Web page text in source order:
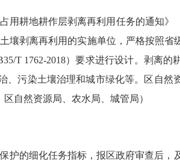
用耕地耕作层剥离再利用任务的通知》
壤剥离再利用的实施单位，严格按照省
T 1762-2018）要求进行设计。剥离的
、污染土壤治理和城市绿化等。区自然
自然资源局、农水局、城管局）
护的细化任务指标，报区政府审查后，